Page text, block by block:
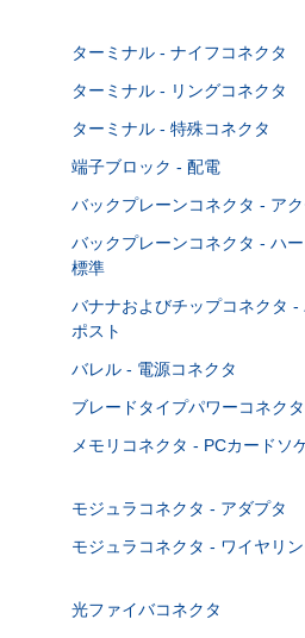
ターミナル - ナイフコネクタ
ターミナル - リングコネクタ
ターミナル - 特殊コネクタ
端子ブロック - 配電
バックプレーンコネクタ - アク
バックプレーンコネクタ - ハー
標準
バナナおよびチップコネクタ -
ポスト
バレル - 電源コネクタ
ブレードタイプパワーコネク
メモリコネクタ - PCカードソ
モジュラコネクタ - アダプタ
モジュラコネクタ - ワイヤリ
光ファイバコネクタ